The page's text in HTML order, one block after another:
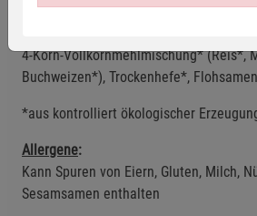
Zutaten
4-Korn-Vollkornmehlmischung* (Reis*,
Buchweizen*), Trockenhefe*,
*aus kontrolliert ökologischer
Allergene:
Kann Spuren von Eiern, Gluten, Milch,
Sesamsamen enthalten
Einstellungen speichern für die Gruppe
Zurück Einstellungen speichern für die
Einwilligung nicht erteilen